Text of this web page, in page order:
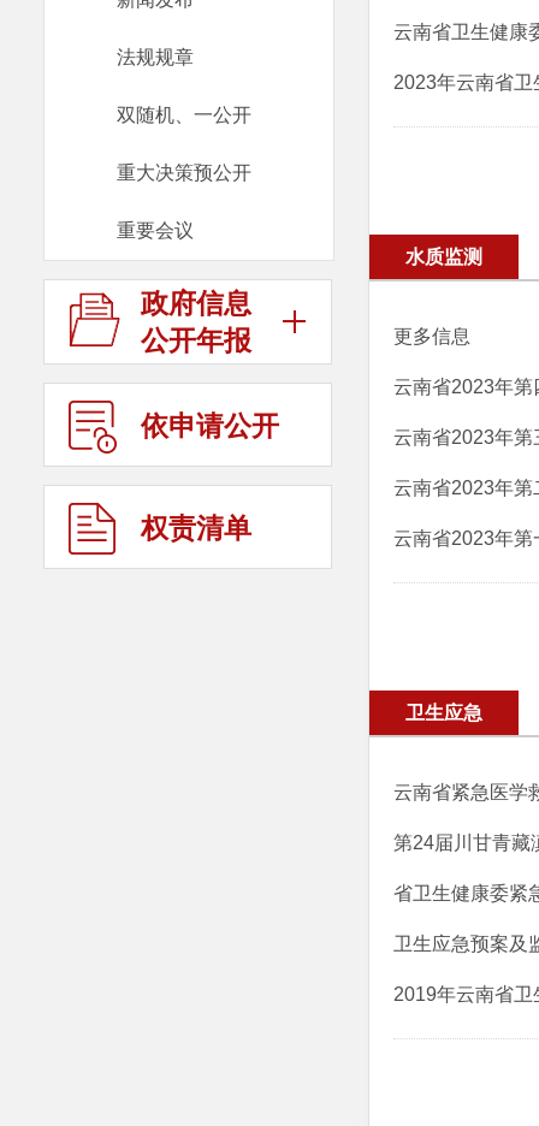
法规规章
双随机、一公开
重大决策预公开
重要会议
政府信息
公开年报
依申请公开
权责清单
云南省卫生健康
2023年云南省
水质监测
更多信息
云南省2023年
云南省2023年
云南省2023年
云南省2023年
卫生应急
云南省紧急医学
第24届川甘青藏
省卫生健康委紧
卫生应急预案及
2019年云南省